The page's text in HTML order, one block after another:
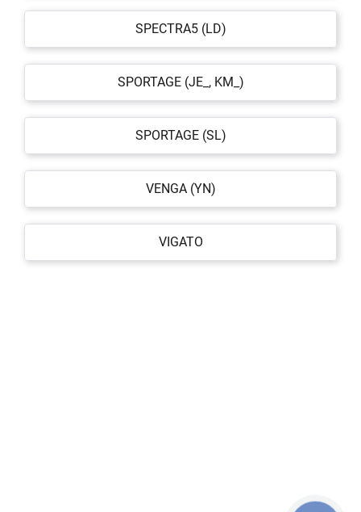
SPECTRA5 (LD)
SPORTAGE (JE_, KM_)
SPORTAGE (SL)
VENGA (YN)
VIGATO